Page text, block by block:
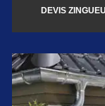
DEVIS